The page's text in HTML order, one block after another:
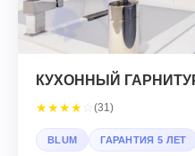
КУХОННЫЙ
★★★★ (31)
BLUM ГАРАНТИЯ 5 ЛЕТ